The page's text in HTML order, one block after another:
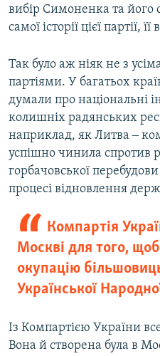
вибір Симоненка та його
самої історії цієї партії,
Так було аж ніяк не з
партіями. У багатьох
думали про національні
колишніх радянських
наприклад, як Литва ‒
успішно чинила спротив
горбачовської
процесі відновлення
Компартія
Москві для того,
окупацію
Української
Із Компартією України
Вона й створена була в